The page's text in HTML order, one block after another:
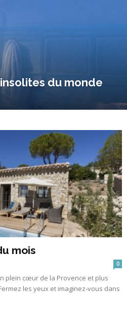
du monde
mois
0
plein cœur de la Provence et plus
les yeux et imaginez-vous dans